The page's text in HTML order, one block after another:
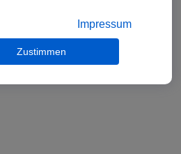
Impressum
Zustimmen